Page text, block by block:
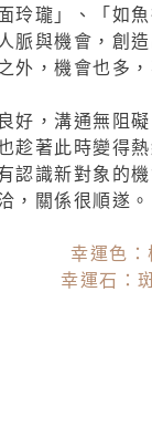
玲瓏」、「如
脈與機會，創
外，機會也多
好，溝通無阻
趁著此時變得
認識新對象的
，關係很順遂。
幸運色：
幸運石：